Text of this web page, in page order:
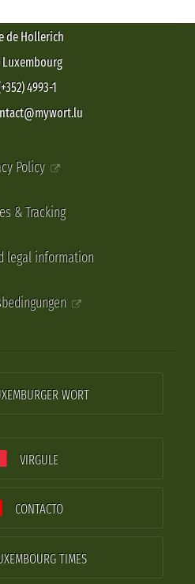
de Hollerich
Luxembourg
4993-1
Policy
& Tracking
legal information
WORT
VIRGULE
CONTACTO
TIMES